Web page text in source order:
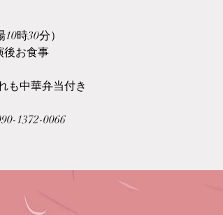
時30分）
食事
も中華弁当付き
1372-0066